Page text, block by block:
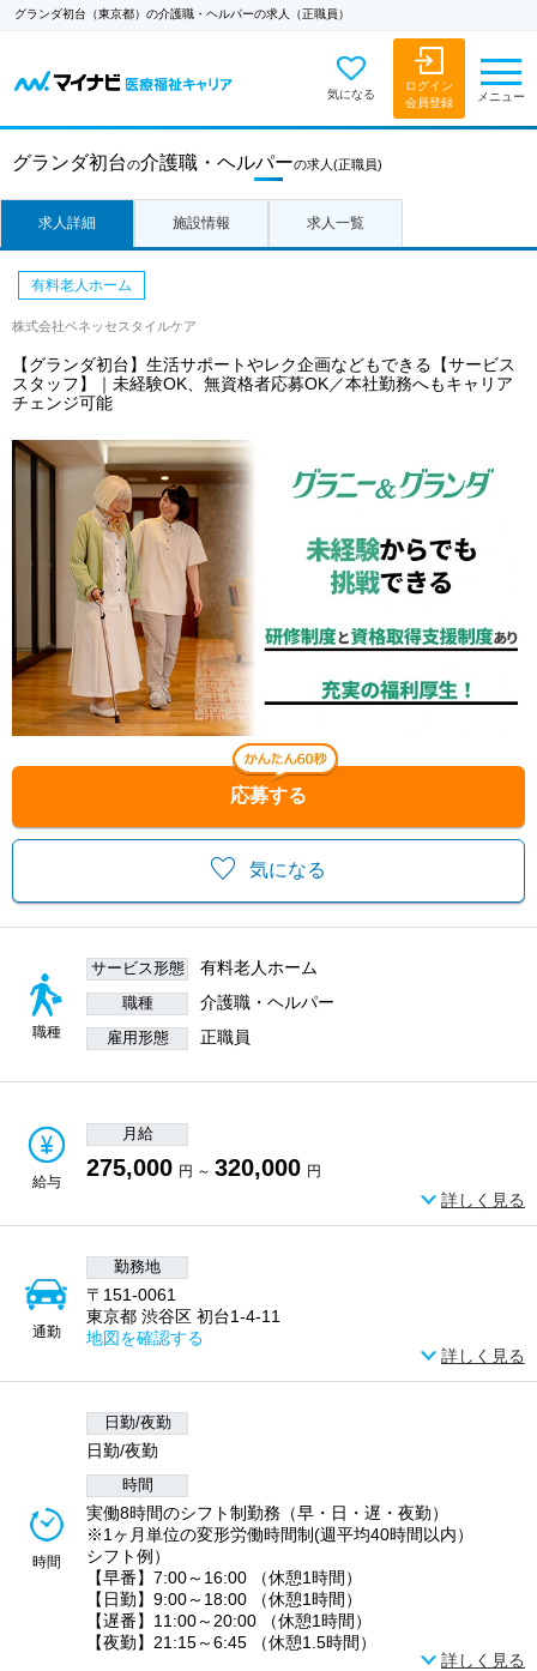
グランダ初台（東京都）の介護職・ヘルパーの求人（正職員）
気になる
ログイン
会員登録
メニュー
グランダ初台の介護職・ヘルパーの求人 (正職員)
求人詳細 施設情報 求人一覧
気になる
応募する
有料老人ホーム
株式会社ベネッセスタイルケア
【グランダ初台】生活サポートやレク企画などもできる【サービス
スタッフ】｜未経験OK、無資格者応募OK／本社勤務へもキャリア
チェンジ可能
職種
サービス形態 有料老人ホーム
職種 介護職・ヘルパー
雇用形態 正職員
給与
月給
275,000 円 ～ 320,000 円
詳しく見る
通勤
勤務地
〒151-0061
東京都 渋谷区 初台1-4-11
地図を確認する
詳しく見る
時間
日勤/夜勤
日勤/夜勤
時間
実働8時間のシフト制勤務（早・日・遅・夜勤）
※1ヶ月単位の変形労働時間制(週平均40時間以内）
シフト例）
【早番】7:00～16:00 （休憩1時間）
【日勤】9:00～18:00 （休憩1時間）
【遅番】11:00～20:00 （休憩1時間）
【夜勤】21:15～6:45 （休憩1.5時間）
詳しく見る